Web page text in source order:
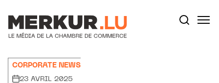
CORPORATE NEWS
23 AVRIL 2025